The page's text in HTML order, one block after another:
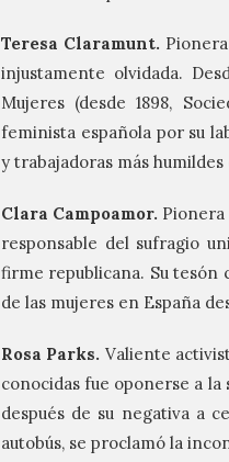
Teresa Claramunt.
injustamente olvidada.
Mujeres (desde 1898,
feminista española por su
y trabajadoras más humildes
Clara Campoamor. Pionera
responsable del sufragio
firme republicana. Su tesón
de las mujeres en España
Rosa Parks. Valiente
conocidas fue oponerse a
después de su negativa a
autobús, se proclamó la